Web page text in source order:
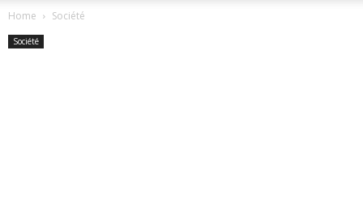
Home Société
Société